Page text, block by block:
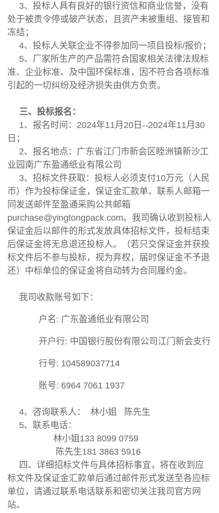
3、投标人具有良好的银行资信和商业信誉，没有
处于被责令停或破产状态，且资产未被重组、接管和
冻结；
4、投标人关联企业不得参加同一项目投标/报价；
5、厂家所生产的产品需符合国家相关法律法规标
准、企业标准、及中国环保标准，因不符合各项标准
引起的一切纠纷及经济损失由供方负责。
三、投标报名：
1、报名时间：2024年11月20日--2024年11月30
日；
2、报名地点：广东省江门市新会区睦洲镇新沙工
业园南广东盈通纸业有限公司
3、招标文件获取：投标人必须支付10万元（人民
币）作为投标保证金，保证金汇款单、联系人邮箱一
同发送邮件至盈通采购公共邮箱
purchase@yingtongpack.com。我司确认收到投标人
保证金后以邮件的形式发放具体招标文件，投标结束
后保证金将无息退还投标人。（若只交保证金并获投
标文件后不参与投标，视为弃权，届时保证金不予退
还）中标单位的保证金将自动转为合同履约金。
我司收款账号如下：
户名: 广东盈通纸业有限公司
开户行: 中国银行股份有限公司江门新会支行
行号: 104589037714
账号: 6964 7061 1937
4、咨询联系人： 林小姐 陈先生
5、联系电话：
林小姐133 8099 0759
陈先生181 3863 5916
四、详细招标文件与具体招标事宜，将在收到应
标文件及保证金汇款单后通过邮件形式发送至各应标
单位，请通过联系电话联系和密切关注我司官方网
站。